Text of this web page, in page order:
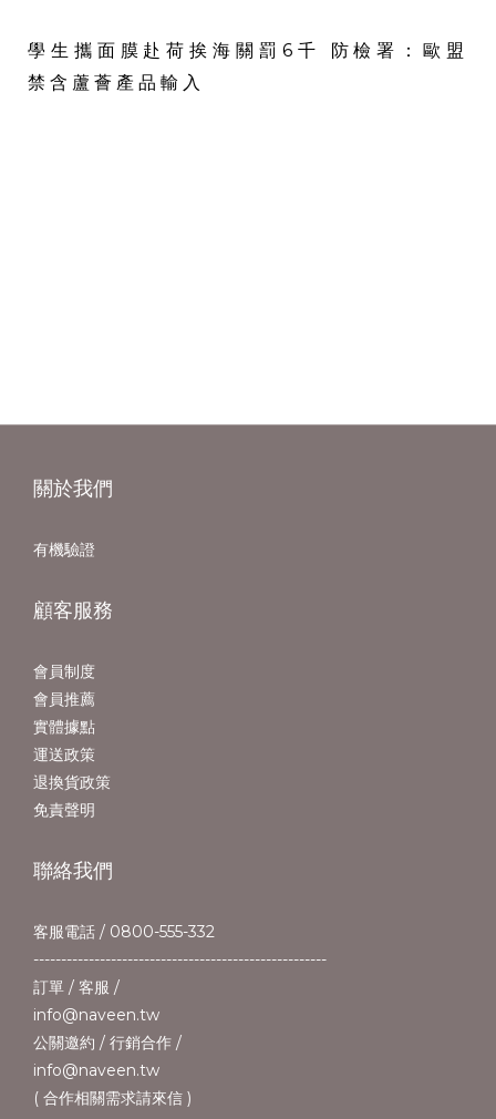
學生攜面膜赴荷挨海關罰6千 防檢署：歐盟
禁含蘆薈產品輸入
關於我們
有機驗證
顧客服務
會員制度
會員推薦
實體據點
運送政策
退換貨政策
免責聲明
聯絡我們
客服電話 / 0800-555-332
-----------------------------------------------------
訂單 / 客服 /
info@naveen.tw
公關邀約 / 行銷合作 /
info@naveen.tw
( 合作相關需求請來信 )